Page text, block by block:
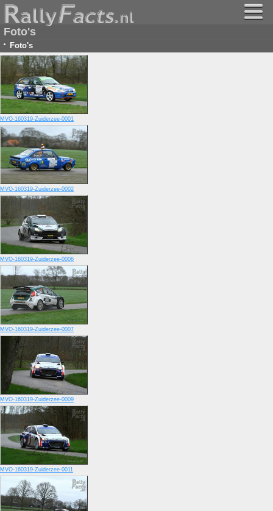
Foto's
· Foto's
MVO-160319-Zuiderzee-0001
MVO-160319-Zuiderzee-0002
MVO-160319-Zuiderzee-0006
MVO-160319-Zuiderzee-0007
MVO-160319-Zuiderzee-0009
MVO-160319-Zuiderzee-0011